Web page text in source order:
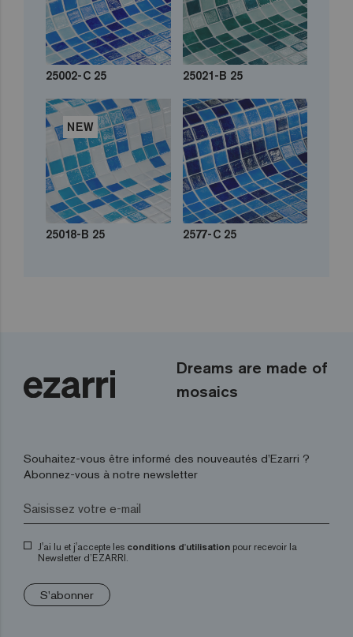
25002-C 25 25021-B 25
NEW
25018-B 25 2577-C 25
Dreams are made of
mosaics
Souhaitez-vous être informé des nouveautés d’Ezarri ?
Abonnez-vous à notre newsletter
J'ai lu et j'accepte les conditions d'utilisation pour recevoir la
Newsletter d’EZARRI.
S'abonner